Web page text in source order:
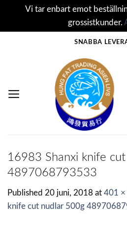
Vi tar enbart emot
grossistkunder.
SNABBA
16983 Shanxi knife
4897068793533
Published 20 juni, 2018 at 401 ×
knife cut nudlar 500g